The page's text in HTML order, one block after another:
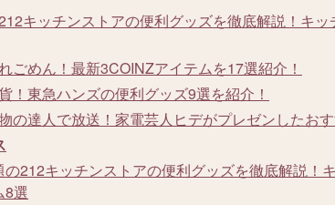
キッチンストアの便利グッズを徹底解説！キ
ごめん！最新3COINZアイテムを17選紹介！
！東急ハンズの便利グッズ9選を紹介！
の達人で放送！家電芸人ヒデがプレゼンしたお
の212キッチンストアの便利グッズを徹底解説！
8選